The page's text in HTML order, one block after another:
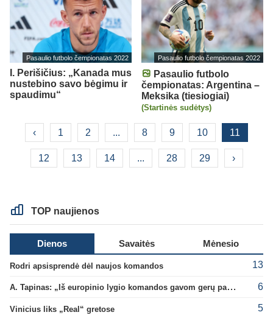
Pasaulio futbolo čempionatas 2022
I. Perišičius: „Kanada mus
nustebino savo bėgimu ir
spaudimu“
Pasaulio futbolo čempionatas 2022
Pasaulio futbolo
čempionatas: Argentina –
Meksika (tiesiogiai)
(Startinės sudėtys)
‹ 1 2 ... 8 9 10 11
12 13 14 ... 28 29 ›
TOP naujienos
Dienos Savaitės Mėnesio
Rodri apsisprendė dėl naujos komandos 13
A. Tapinas: „Iš europinio lygio komandos gavom gerų pamokų“ 6
Vinicius liks „Real“ gretose 5